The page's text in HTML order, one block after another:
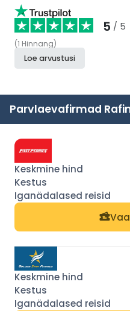
5 / 5
(1 Hinnang)
Loe arvustusi
Parvlaevafirmad